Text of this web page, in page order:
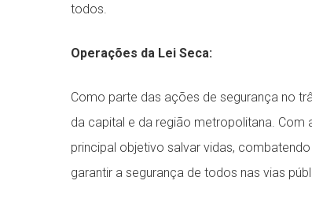
todos.
Operações da Lei Seca:
Como parte das ações de segurança no
da capital e da região metropolitana.
principal objetivo salvar vidas,
garantir a segurança de todos nas vias